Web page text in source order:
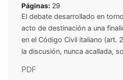
Páginas: 29
El debate desarrollado en
acto de destinación a una
en el Código Civil italiano (art.
la discusión, nunca acallada,
PDF